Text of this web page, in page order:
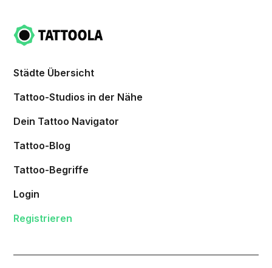
Städte Übersicht
Tattoo-Studios in der Nähe
Dein Tattoo Navigator
Tattoo-Blog
Tattoo-Begriffe
Login
Registrieren